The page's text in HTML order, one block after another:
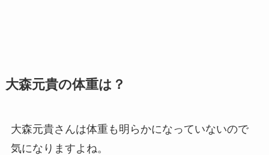
大森元貴の体重は？
大森元貴さんは体重も明らかになっていないので
気になりますよね。